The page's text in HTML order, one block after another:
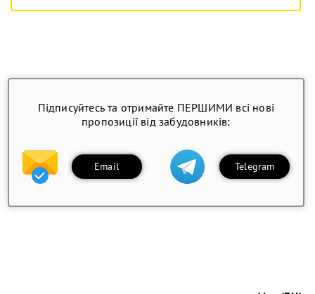
Підписуйтесь та отримайте ПЕРШИМИ всі нові
пропозиції від забудовників:
Email Telegram